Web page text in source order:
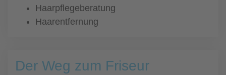
Haarpflegeberatung
Haarentfernung
Der Weg zum Friseur